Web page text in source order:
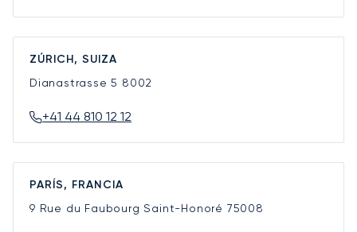
ZÚRICH, SUIZA
Dianastrasse 5 8002
+41 44 810 12 12
PARÍS, FRANCIA
9 Rue du Faubourg Saint-Honoré 75008